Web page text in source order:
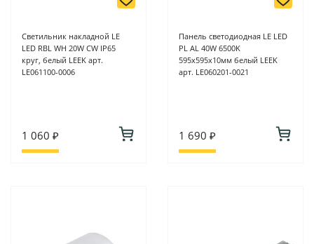
Светильник накладной LE
LED RBL WH 20W CW IP65
круг, белый LEEK арт.
LE061100-0006
1 060 ₽
Панель светодиодная LE LED
PL AL 40W 6500K
595х595х10мм белый LEEK
арт. LE060201-0021
1 690 ₽